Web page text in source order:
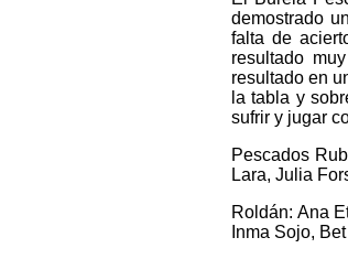
demostrado
falta de
resultado
resultado en
la tabla y
sufrir y jugar
Pescados
Lara, Julia
Roldán: Ana
Inma Sojo,